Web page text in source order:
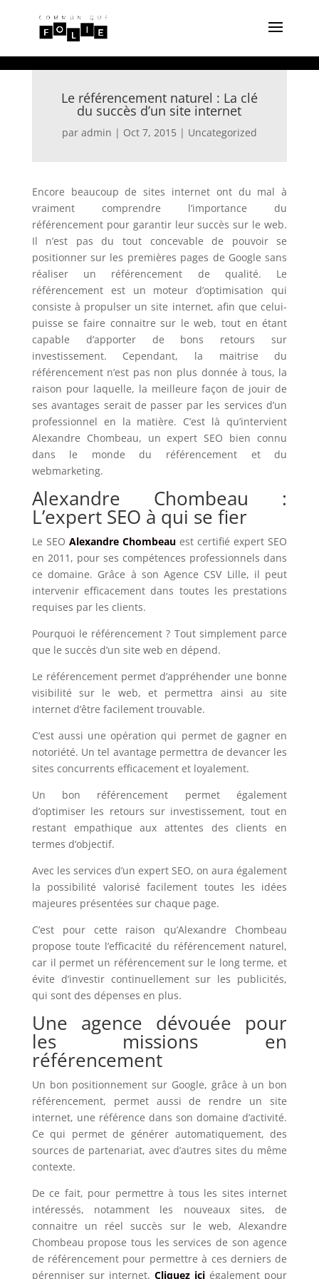
Le référencement naturel : La clé
du succès d’un site internet
par admin | Oct 7, 2015 | Uncategorized
Encore beaucoup de sites internet ont du mal à
vraiment comprendre l’importance du
référencement pour garantir leur succès sur le web.
Il n’est pas du tout concevable de pouvoir se
positionner sur les premières pages de Google sans
réaliser un référencement de qualité. Le
référencement est un moteur d’optimisation qui
consiste à propulser un site internet, afin que celui-
puisse se faire connaitre sur le web, tout en étant
capable d’apporter de bons retours sur
investissement. Cependant, la maitrise du
référencement n’est pas non plus donnée à tous, la
raison pour laquelle, la meilleure façon de jouir de
ses avantages serait de passer par les services d’un
professionnel en la matière. C’est là qu’intervient
Alexandre Chombeau, un expert SEO bien connu
dans le monde du référencement et du
webmarketing.
Alexandre Chombeau :
L’expert SEO à qui se fier
Le SEO Alexandre Chombeau est certifié expert SEO
en 2011, pour ses compétences professionnels dans
ce domaine. Grâce à son Agence CSV Lille, il peut
intervenir efficacement dans toutes les prestations
requises par les clients.
Pourquoi le référencement ? Tout simplement parce
que le succès d’un site web en dépend.
Le référencement permet d’appréhender une bonne
visibilité sur le web, et permettra ainsi au site
internet d’être facilement trouvable.
C’est aussi une opération qui permet de gagner en
notoriété. Un tel avantage permettra de devancer les
sites concurrents efficacement et loyalement.
Un bon référencement permet également
d’optimiser les retours sur investissement, tout en
restant empathique aux attentes des clients en
termes d’objectif.
Avec les services d’un expert SEO, on aura également
la possibilité valorisé facilement toutes les idées
majeures présentées sur chaque page.
C’est pour cette raison qu’Alexandre Chombeau
propose toute l’efficacité du référencement naturel,
car il permet un référencement sur le long terme, et
évite d’investir continuellement sur les publicités,
qui sont des dépenses en plus.
Une agence dévouée pour
les missions en
référencement
Un bon positionnement sur Google, grâce à un bon
référencement, permet aussi de rendre un site
internet, une référence dans son domaine d’activité.
Ce qui permet de générer automatiquement, des
sources de partenariat, avec d’autres sites du même
contexte.
De ce fait, pour permettre à tous les sites internet
intéressés, notamment les nouveaux sites, de
connaitre un réel succès sur le web, Alexandre
Chombeau propose tous les services de son agence
de référencement pour permettre à ces derniers de
pérenniser sur internet. Cliquez ici également pour